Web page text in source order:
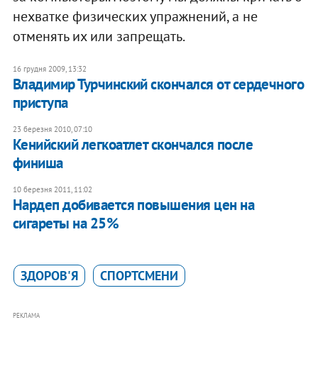
нехватке физических упражнений, а не
отменять их или запрещать.
16 грудня 2009, 13:32
Владимир Турчинский скончался от сердечного
приступа
23 березня 2010, 07:10
Кенийский легкоатлет скончался после
финиша
10 березня 2011, 11:02
Нардеп добивается повышения цен на
сигареты на 25%
ЗДОРОВ'Я СПОРТСМЕНИ
РЕКЛАМА